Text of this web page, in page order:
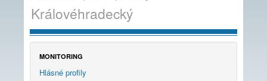
Královéhradecký
MONITORING
Hlásné profily